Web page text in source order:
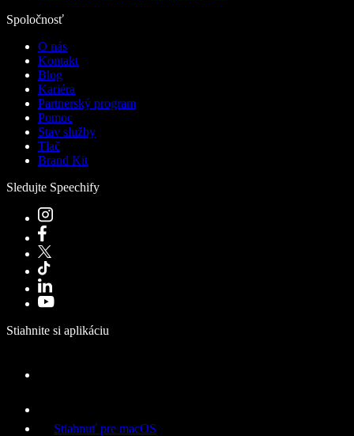
Spoločnosť
O nás
Kontakt
Blog
Kariéra
Partnerský program
Pomoc
Stav služby
Tlač
Brand Kit
Sledujte Speechify
Stiahnite si aplikáciu
Stiahnuť pre macOS